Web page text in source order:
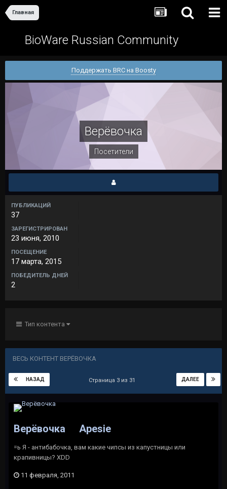
Главная
BioWare Russian Community
Поддержать BRC на Boosty
Верёвочка
Посетители
ПУБЛИКАЦИЙ
37
ЗАРЕГИСТРИРОВАН
23 июня, 2010
ПОСЕЩЕНИЕ
17 марта, 2015
ПОБЕДИТЕЛЬ ДНЕЙ
2
Тип контента
ВЕСЬ КОНТЕНТ ВЕРЁВОЧКА
НАЗАД ДАЛЕЕ
Страница 3 из 31
Верёвочка Apesie
=ь Я - антибабочка, вам какие чипсы из капустницы или
крапивницы? XDD
11 февраля, 2011